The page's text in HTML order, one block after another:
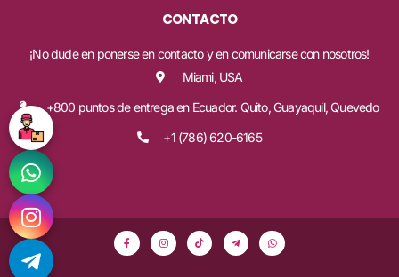
CONTACTO
¡No dude en ponerse en contacto y en comunicarse con nosotros!
Miami, USA
+800 puntos de entrega en Ecuador. Quito, Guayaquil, Quevedo
+1 (786) 620-6165